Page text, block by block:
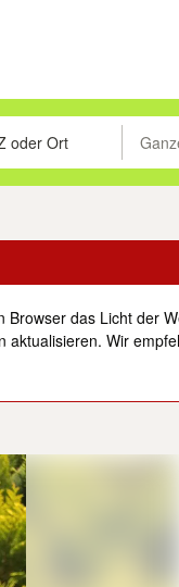
den Pfeiltasten
Ort eingeben. Suche
das Licht der
aktualisieren. Wir